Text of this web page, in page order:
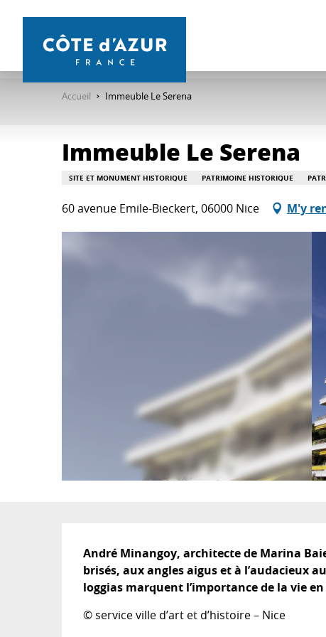
contenu
Accueil Immeuble Le Serena
Immeuble Le Serena
SITE ET MONUMENT HISTORIQUE PATRIMOINE HISTORIQUE
60 avenue Emile-Bieckert, 06000 Nice M'y
Description
André Minangoy, architecte de Marina
brisés, aux angles aigus et à l’audacieux
loggias marquent l’importance de la vie
© service ville d’art et d’histoire – Nice